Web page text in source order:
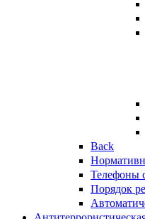
Back
Телефоны
Порядок